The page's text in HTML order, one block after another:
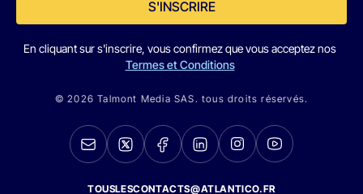
S'INSCRIRE
En cliquant sur s'inscrire, vous confirmez que vous acceptez nos
Termes et Conditions
© 2026 Talmont Media SAS. tous droits réservés.
TOUSLESCONTACTS@ATLANTICO.FR